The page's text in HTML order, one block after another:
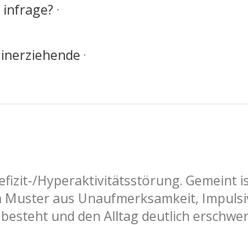
·
·
Hyperaktivitätsstörung. Gemeint
Muster aus Unaufmerksamkeit,
und den Alltag deutlich